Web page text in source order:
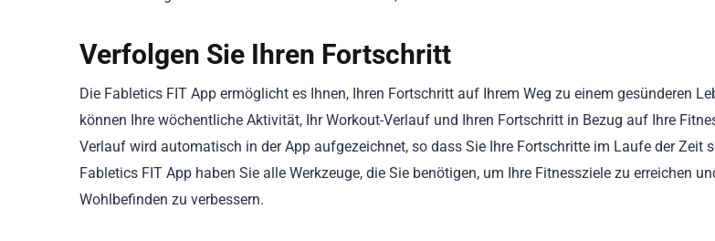
Verfolgen Sie Ihren Fortschritt
Die Fabletics FIT App ermöglicht es Ihnen, Ihren Fortschritt auf Ihrem Weg zu einem gesünderen
können Ihre wöchentliche Aktivität, Ihr Workout-Verlauf und Ihren Fortschritt in Bezug auf Ihre
Verlauf wird automatisch in der App aufgezeichnet, so dass Sie Ihre Fortschritte im Laufe der Zeit
Fabletics FIT App haben Sie alle Werkzeuge, die Sie benötigen, um Ihre Fitnessziele zu erreichen
Wohlbefinden zu verbessern.